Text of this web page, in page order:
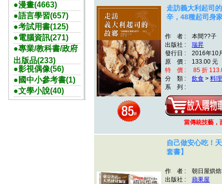
●漫畫(4663)
●語言學習(657)
●考試用書(125)
●電腦資訊(271)
●專業/教科書/政府
出版品(233)
●影視偶像(56)
●國中小參考書(1)
●文學小說(40)
走訪義大利起司
辛，48種起司身
作 者 : 本間??子
出版社 : 瑞昇
發行日 : 2016年10
原 價 : 133.00 元
特 價 : 85 折
分 類 : 飲食 > 料
系 列 :
當傳統技藝
自己做安心吃！
套書】
作 者 : 朝日屋烘焙
出版社 : 蘋果屋